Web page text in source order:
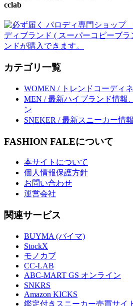
cclab
カテゴリ一覧
WOMEN / トレンドコーディ
MEN / 最新ハイブランド情報
ン
SNEKER / 最新スニーカー情報
FASHION FALEについて
本サイトについて
個人情報保護方針
お問い合わせ
運営会社
関連サービス
BUYMA (バイマ)
StockX
モノカブ
CC-LAB
ABC-MART GS オンライン
SNKRS
Amazon KICKS
鑑定付きスニーカー売買サイ